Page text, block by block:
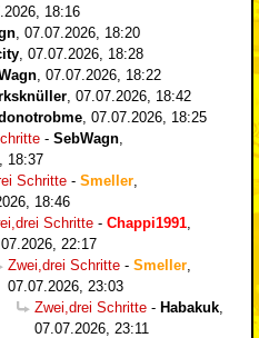
18:16
07.07.2026, 18:20
07.07.2026, 18:28
07.07.2026, 18:22
07.07.2026, 18:42
07.07.2026, 18:25
- SebWagn
18:37
Schritte - Smeller
18:46
Schritte - Chappi1991
22:17
Zwei,drei Schritte - Smeller
07.07.2026, 23:03
Zwei,drei Schritte - Habakuk
07.07.2026, 23:11